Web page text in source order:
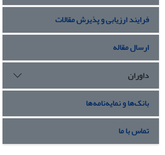
فرایند ارزیابی و پذیرش مقالات
ارسال مقاله
داوران
بانک‌ها و نمایه‌نامه‌ها
تماس با ما